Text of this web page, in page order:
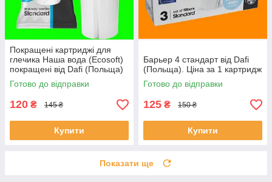
Покращені картриджі для
глечика Наша вода (Ecosoft)
покращені від Dafi (Польща)
Готово до відправки
120 ₴ 145 ₴
Купити
Барьер 4 стандарт від Dafi
(Польща). Ціна за 1 картридж
Готово до відправки
125 ₴ 150 ₴
Купити
Показати ще